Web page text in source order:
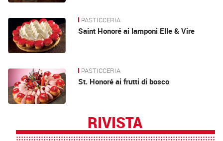
PASTICCERIA
Saint Honoré ai lamponi Elle & Vire
PASTICCERIA
St. Honoré ai frutti di bosco
RIVISTA